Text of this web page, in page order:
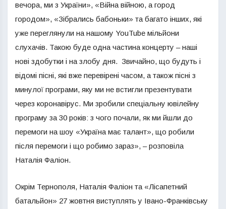
вечора, ми з України», «Війна війною, а город
городом», «Зібрались бабоньки» та багато інших, які
уже переглянули на нашому YouTube мільйони
слухачів. Такою буде одна частина концерту – наші
нові здобутки і на злобу дня. Звичайно, що будуть і
відомі пісні, які вже перевірені часом, а також пісні з
минулої програми, яку ми не встигли презентувати
через коронавірус. Ми зробили спеціальну ювілейну
програму за 30 років: з чого почали, як ми йшли до
перемоги на шоу «Україна має талант», що робили
після перемоги і що робимо зараз», – розповіла
Наталія Фаліон.
Окрім Тернополя, Наталія Фаліон та «Лісапетний
батальйон» 27 жовтня виступлять у Івано-Франківську